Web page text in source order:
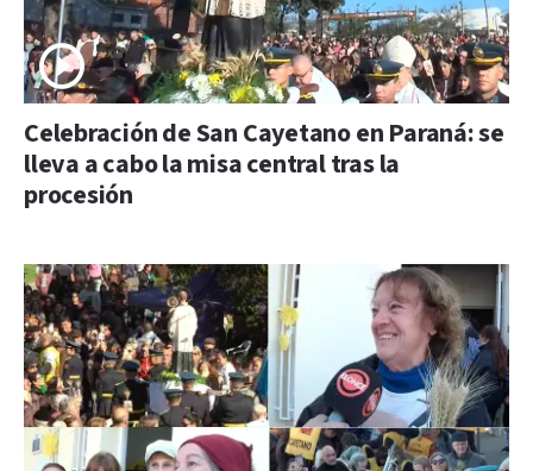
Celebración de San Cayetano en Paraná: se
lleva a cabo la misa central tras la
procesión